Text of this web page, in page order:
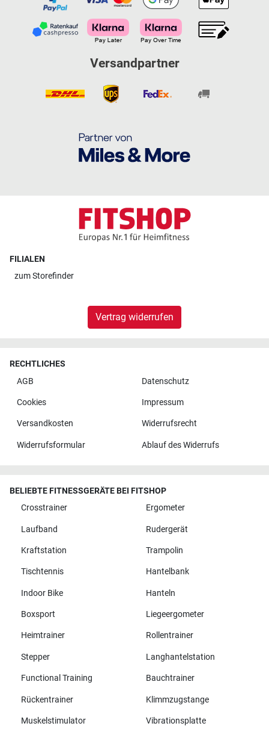
Versandpartner
FILIALEN
zumStorefinder
Vertrag widerrufen
RECHTLICHES
AGB
Datenschutz
Cookies Impressum
Versandkosten Widerrufsrecht
Widerrufsformular Ablauf des Widerrufs
BELIEBTE FITNESSGERÄTE BEI FITSHOP
Crosstrainer
Ergometer
Laufband Rudergerät
Kraftstation Trampolin
Tischtennis Hantelbank
Indoor Bike Hanteln
Boxsport Liegeergometer
Heimtrainer Rollentrainer
Stepper Langhantelstation
Functional Training Bauchtrainer
Rückentrainer Klimmzugstange
Muskelstimulator Vibrationsplatte